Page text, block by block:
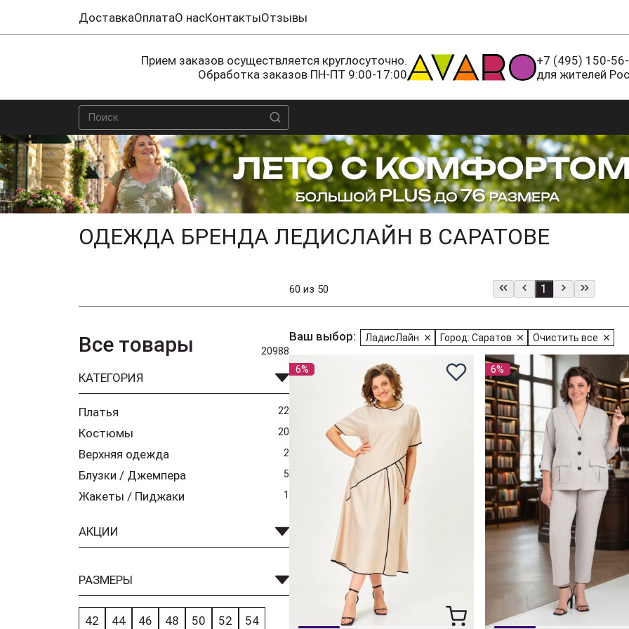
ДоставкаОплатаО насКонтактыОтзывы
Прием заказов осуществляется круглосуточно.
Обработка заказов ПН-ПТ 9:00-17:00
+7 (495) 150-
для жителей
ОДЕЖДА БРЕНДА ЛЕДИСЛАЙН В САРАТОВЕ
60 из 50 1
Все товары 20988
КАТЕГОРИЯ
Платья 22
Костюмы 20
Верхняя одежда 2
Блузки / Джемпера 5
Жакеты / Пиджаки 1
АКЦИИ
РАЗМЕРЫ
42 44 46 48 50 52 54
Ваш выбор: ЛадисЛайн Город: Саратов Очистить все
6% 6%